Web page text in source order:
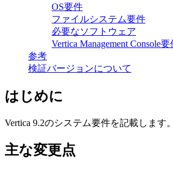
OS要件
ファイルシステム要件
必要なソフトウェア
Vertica Management Console要
参考
検証バージョンについて
はじめに
Vertica 9.2のシステム要件を記載します。
主な変更点